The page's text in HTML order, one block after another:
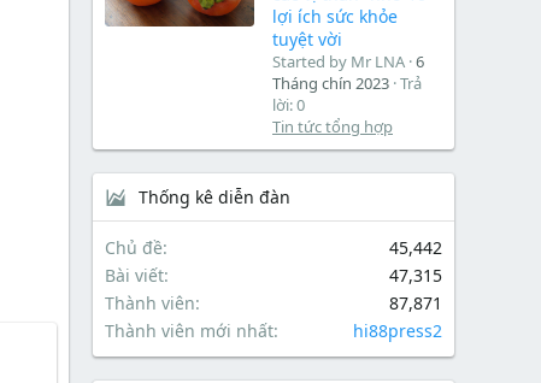
lợi ích sức khỏe
tuyệt vời
Started by Mr LNA 6
Tháng chín 2023 Trả
lời: 0
Tin tức tổng hợp
Thống kê diễn đàn
Chủ đề
45,442
Bài viết
47,315
Thành viên
87,871
Thành viên mới nhất
hi88press2